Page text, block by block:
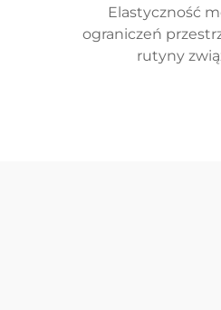
Elastyczność
ograniczeń
rutyny